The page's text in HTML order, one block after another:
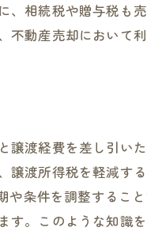
、相続税や贈与税も
不動産売却において
譲渡経費を差し引い
譲渡所得税を軽減す
条件を調整すること
す。このような知識